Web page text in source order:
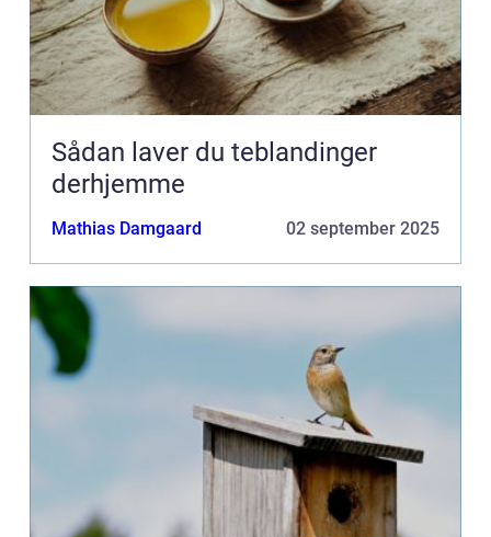
Sådan laver du teblandinger
derhjemme
Mathias Damgaard 02 september 2025